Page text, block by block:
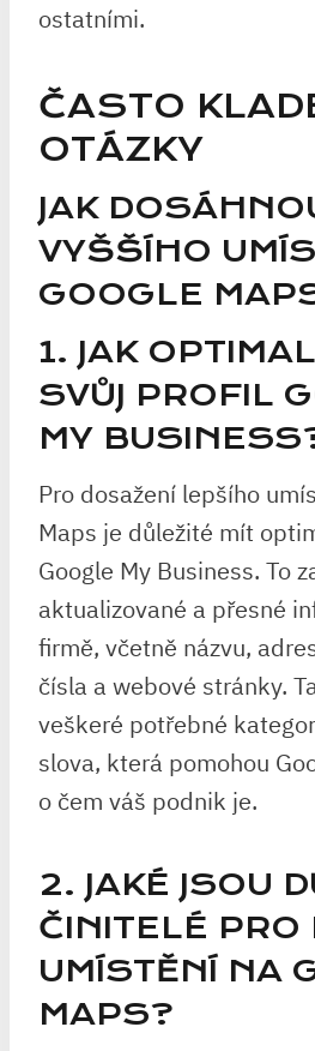
ostatními.
ČASTO
OTÁZKY
JAK
VYŠŠÍHO
GOOGLE
1. JAK
SVŮJ PROFIL
MY
Pro dosažení lepšího
Maps je důležité mít
Google My Business. To
aktualizované a přesné
firmě, včetně názvu,
čísla a webové stránky.
veškeré potřebné
slova, která pomohou
o čem váš podnik je.
2. JAKÉ JSOU
ČINITELÉ PRO
UMÍSTĚNÍ NA
MAPS?